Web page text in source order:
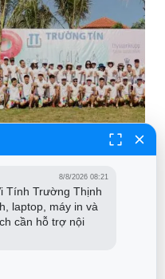
8/8/2026 08:21
Tính Trường Thịnh
laptop, máy in và
cần hỗ trợ nội